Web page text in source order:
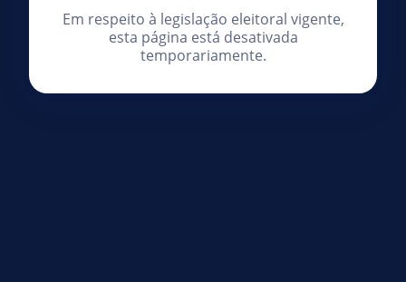
Em respeito à legislação eleitoral vigente,
esta página está desativada
temporariamente.